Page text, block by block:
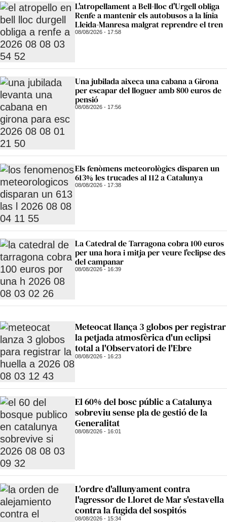
L'atropellament a Bell-lloc d'Urgell obliga
Renfe a mantenir els autobusos a la línia
Lleida-Manresa malgrat reprendre el tren
08/08/2026 - 17:58
Una jubilada aixeca una cabana a Girona
per escapar del lloguer amb 800 euros de
pensió
08/08/2026 - 17:56
Els fenòmens meteorològics disparen un
613% les trucades al 112 a Catalunya
08/08/2026 - 17:38
La Catedral de Tarragona cobra 100 euros
per una hora i mitja per veure l'eclipse des
del campanar
08/08/2026 - 16:39
Meteocat llança 3 globos per registrar
la petjada atmosfèrica d'un eclipsi
total a l'Observatori de l'Ebre
08/08/2026 - 16:23
El 60% del bosc públic a Catalunya
sobreviu sense pla de gestió de la
Generalitat
08/08/2026 - 16:01
L'ordre d'allunyament contra
l'agressor de Lloret de Mar s'estavella
contra la fugida del sospitós
08/08/2026 - 15:34